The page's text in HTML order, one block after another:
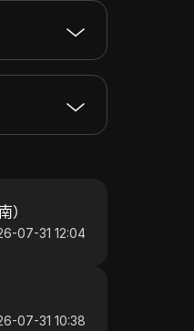
）
07-31 12:04
07-31 10:38